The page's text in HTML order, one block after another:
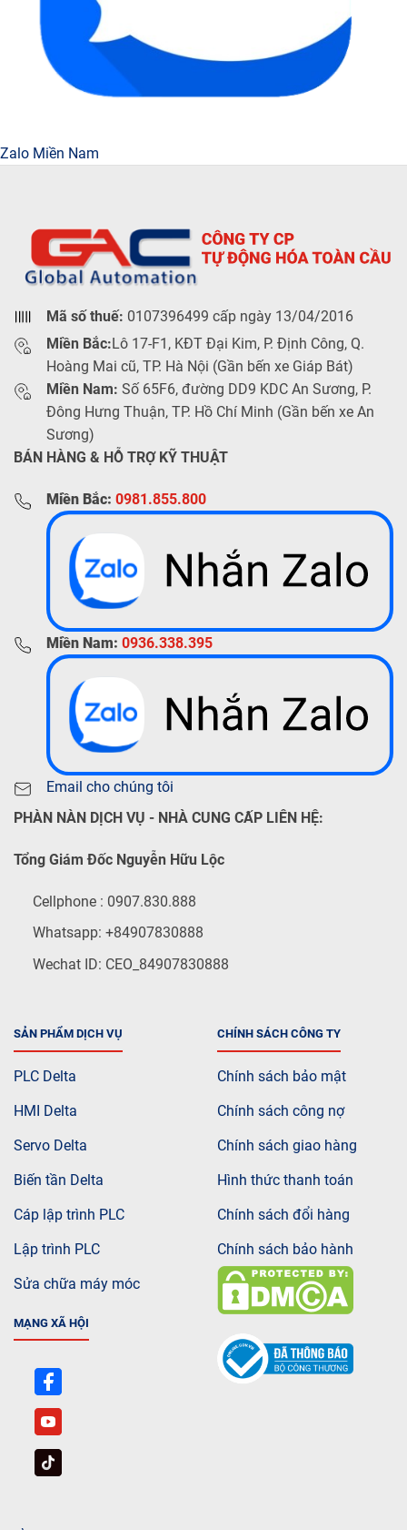
Zalo Miền Nam
Mã số thuế: 0107396499 cấp ngày 13/04/2016
Miền Bắc:Lô 17-F1, KĐT Đại Kim, P. Định Công, Q.
Hoàng Mai cũ, TP. Hà Nội (Gần bến xe Giáp Bát)
Miền Nam: Số 65F6, đường DD9 KDC An Sương, P.
Đông Hưng Thuận, TP. Hồ Chí Minh (Gần bến xe An
Sương)
BÁN HÀNG & HỖ TRỢ KỸ THUẬT
Miền Bắc: 0981.855.800
Miền Nam: 0936.338.395
Email cho chúng tôi
PHÀN NÀN DỊCH VỤ - NHÀ CUNG CẤP LIÊN HỆ:
Tổng Giám Đốc Nguyễn Hữu Lộc
Cellphone : 0907.830.888
Whatsapp: +84907830888
Wechat ID: CEO_84907830888
SẢN PHẨM DỊCH VỤ
PLC Delta
HMI Delta
Servo Delta
Biến tần Delta
Cáp lập trình PLC
Lập trình PLC
Sửa chữa máy móc
MẠNG XÃ HỘI
CHÍNH SÁCH CÔNG TY
Chính sách bảo mật
Chính sách công nợ
Chính sách giao hàng
Hình thức thanh toán
Chính sách đổi hàng
Chính sách bảo hành